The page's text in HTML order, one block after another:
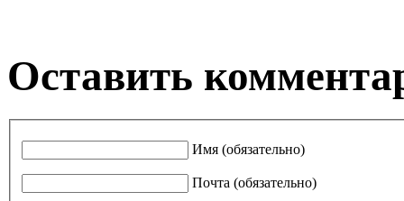
Оставить
Имя (обязательно)
Почта (обязательно)